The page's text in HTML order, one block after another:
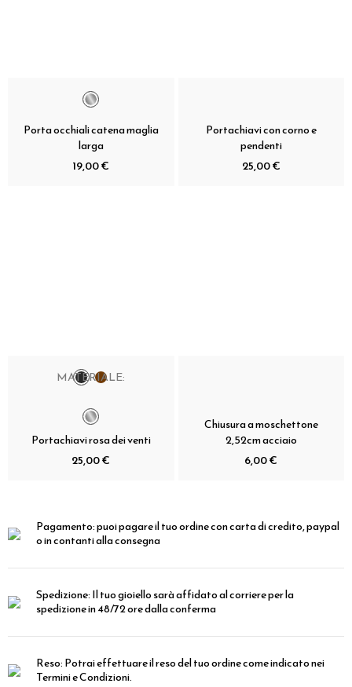
Porta occhiali catena maglia
larga
19,00 €
Portachiavi con corno e
pendenti
25,00 €
MATERIALE:
Portachiavi rosa dei venti
25,00 €
Chiusura a moschettone
2,52cm acciaio
6,00 €
Pagamento:puoi pagare il tuo ordine con carta di credito, paypal
o in contanti alla consegna
Spedizione:Il tuo gioiello sarà affidato al corriere per la
spedizione in 48/72 ore dalla conferma
Reso:Potrai effettuare il reso del tuo ordine come indicato nei
Termini e Condizioni.